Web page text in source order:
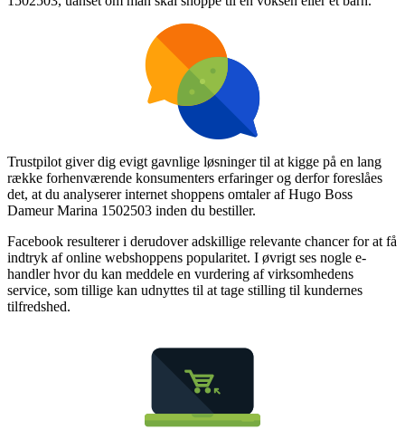
Trustpilot giver dig evigt gavnlige løsninger til at kigge på en lang
række forhenværende konsumenters erfaringer og derfor foreslåes
det, at du analyserer internet shoppens omtaler af Hugo Boss
Dameur Marina 1502503 inden du bestiller.
Facebook resulterer i derudover adskillige relevante chancer for at få
indtryk af online webshoppens popularitet. I øvrigt ses nogle e-
handler hvor du kan meddele en vurdering af virksomhedens
service, som tillige kan udnyttes til at tage stilling til kundernes
tilfredshed.